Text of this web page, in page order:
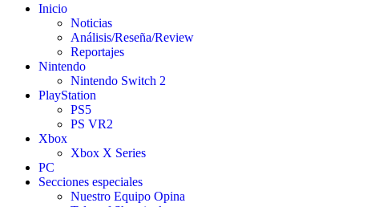
Inicio
Noticias
Análisis/Reseña/Review
Reportajes
Nintendo
Nintendo Switch 2
PlayStation
PS5
PS VR2
Xbox
Xbox X Series
PC
Secciones especiales
Nuestro Equipo Opina